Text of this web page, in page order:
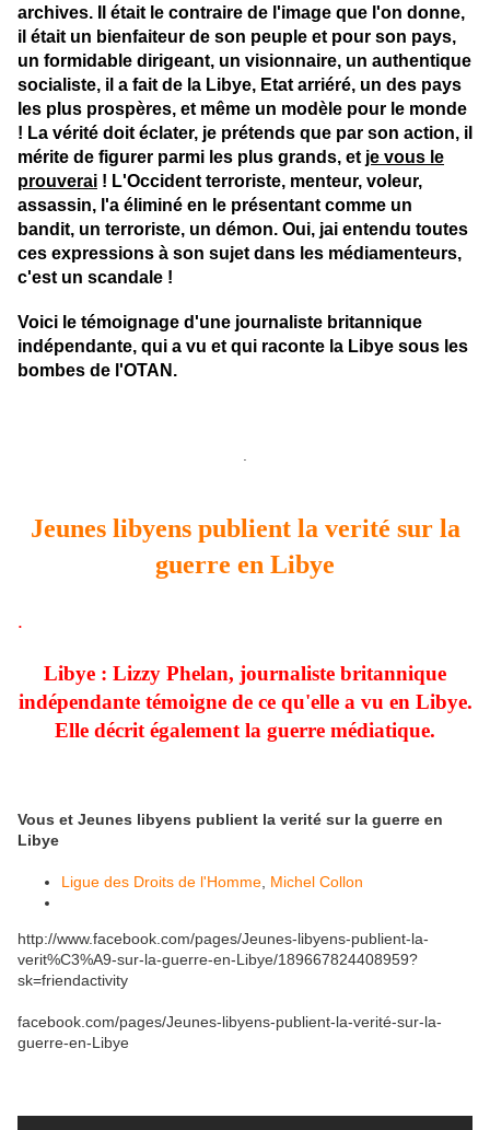
archives. Il était le contraire de l'image que l'on donne,
il était un bienfaiteur de son peuple et pour son pays,
un formidable dirigeant, un visionnaire, un authentique
socialiste, il a fait de la Libye, Etat arriéré, un des pays
les plus prospères, et même un modèle pour le monde
! La vérité doit éclater, je prétends que par son action, il
mérite de figurer parmi les plus grands, et je vous le
prouverai ! L'Occident terroriste, menteur, voleur,
assassin, l'a éliminé en le présentant comme un
bandit, un terroriste, un démon. Oui, jai entendu toutes
ces expressions à son sujet dans les médiamenteurs,
c'est un scandale !
Voici le témoignage d'une journaliste britannique
indépendante, qui a vu et qui raconte la Libye sous les
bombes de l'OTAN.
Jeunes libyens publient la verité sur la
guerre en Libye
.
Libye : Lizzy Phelan, journaliste britannique
indépendante témoigne de ce qu'elle a vu en Libye.
Elle décrit également la guerre médiatique.
Vous et Jeunes libyens publient la verité sur la guerre en
Libye
Ligue des Droits de l'Homme Michel Collon
http://www.facebook.com/pages/Jeunes-libyens-publient-la-
verit%C3%A9-sur-la-guerre-en-Libye/189667824408959?
sk=friendactivity
facebook.com/pages/Jeunes-libyens-publient-la-verité-sur-la-
guerre-en-Libye